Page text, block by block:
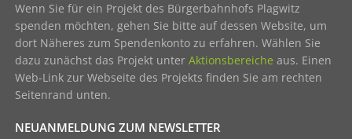
Wenn Sie für ein Projekt des Bürgerbahnhofs Plagwitz
spenden möchten, gehen Sie bitte auf dessen Website, um
dort Näheres zum Spendenkonto zu erfahren. Wählen Sie
dazu zunächst das Projekt unterAktionsbereiche aus. Einen
Web-Link zur Webseite des Projekts finden Sie am rechten
Seitenrand unten.
NEUANMELDUNG ZUM NEWSLETTER